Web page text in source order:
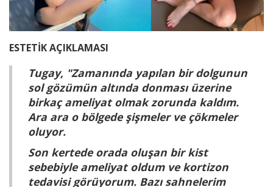
ESTETİK AÇIKLAMASI
Tugay, "Zamanında yapılan bir dolgunun
sol gözümün altında donması üzerine
birkaç ameliyat olmak zorunda kaldım.
Ara ara o bölgede şişmeler ve çökmeler
oluyor.
Son kertede orada oluşan bir kist
sebebiyle ameliyat oldum ve kortizon
tedavisi görüyorum. Bazı sahnelerim